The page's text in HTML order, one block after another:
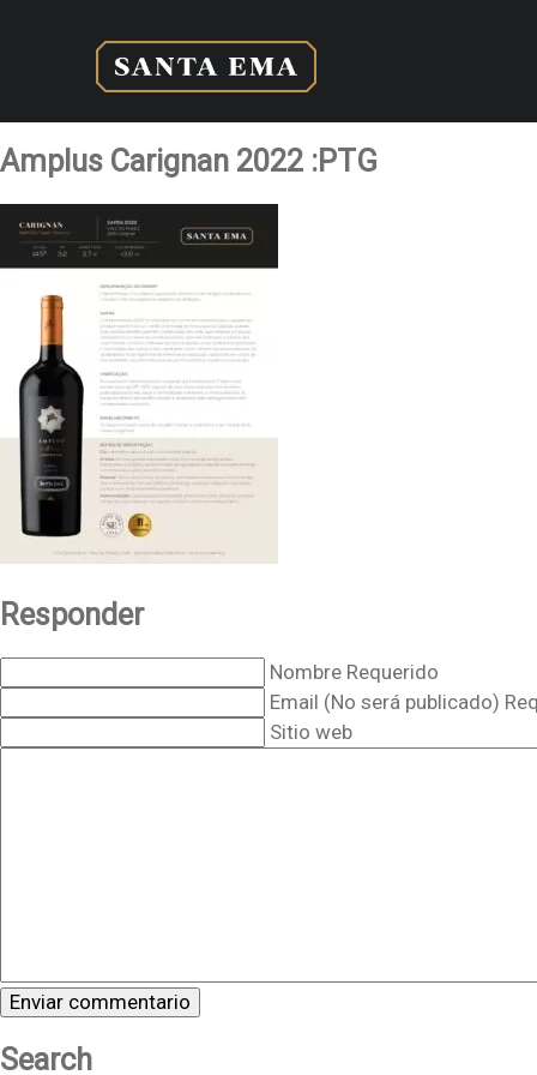
Amplus Carignan 2022 :PTG
Responder
Nombre Requerido
Email (No será publicado)
Sitio web
Search